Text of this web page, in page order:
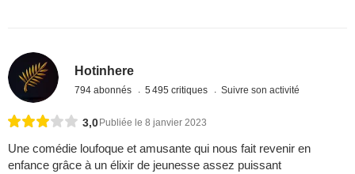
Hotinhere
794 abonnés 5 495 critiques Suivre son activité
3,0 Publiée le 8 janvier 2023
Une comédie loufoque et amusante qui nous fait revenir en
enfance grâce à un élixir de jeunesse assez puissant